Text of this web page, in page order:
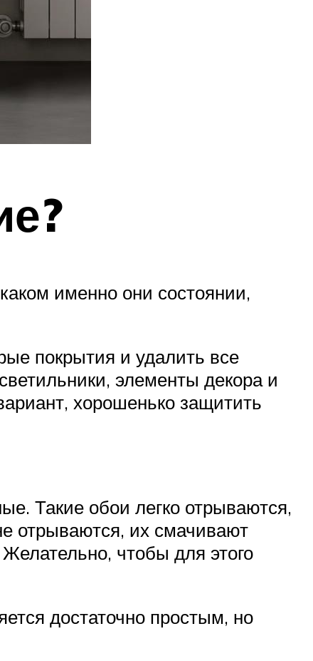
именно они состоянии,
покрытия и удалить все
элементы декора и
хорошенько защитить
Такие обои легко отрываются,
отрываются, их смачивают
чтобы для этого
достаточно простым, но